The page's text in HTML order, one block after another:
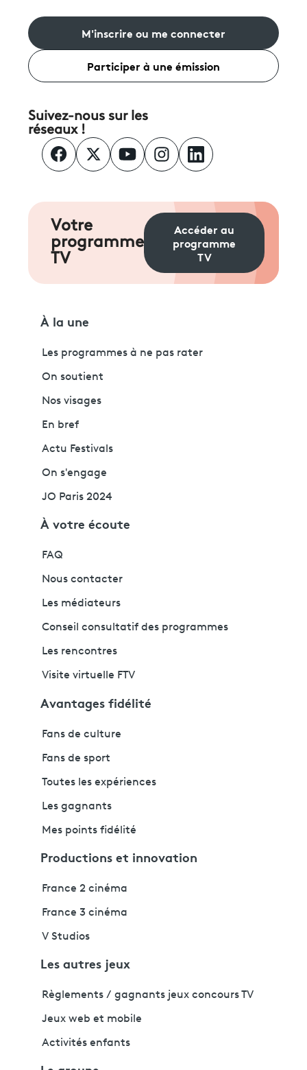
M'inscrire ou me connecter
Participer à une émission
Suivez-nous sur les
réseaux !
Votre
programme
TV
Accéder au
programme
TV
À la une
Les programmes à ne pas rater
On soutient
Nos visages
En bref
Actu Festivals
On s'engage
JO Paris 2024
À votre écoute
FAQ
Nous contacter
Les médiateurs
Conseil consultatif des programmes
Les rencontres
Visite virtuelle FTV
Avantages fidélité
Fans de culture
Fans de sport
Toutes les expériences
Les gagnants
Mes points fidélité
Productions et innovation
France 2 cinéma
France 3 cinéma
V Studios
Les autres jeux
Règlements / gagnants jeux concours TV
Jeux web et mobile
Activités enfants